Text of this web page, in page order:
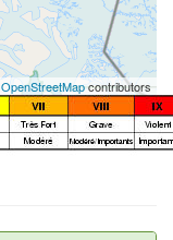
OpenStreetMapcontributors